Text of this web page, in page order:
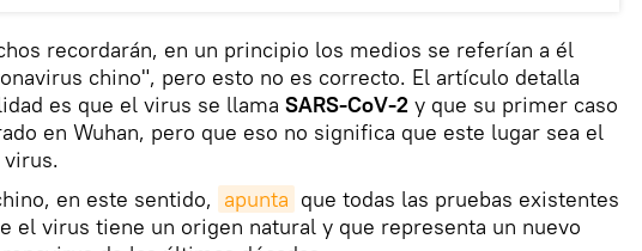
recordarán, en un principio los medios se referían a él
chino", pero esto no es correcto. El artículo detalla
es que el virus se llama SARS-CoV-2 y que su primer caso
en Wuhan, pero que eso no significa que este lugar sea el
en este sentido, apunta que todas las pruebas existentes
el virus tiene un origen natural y que representa un nuevo